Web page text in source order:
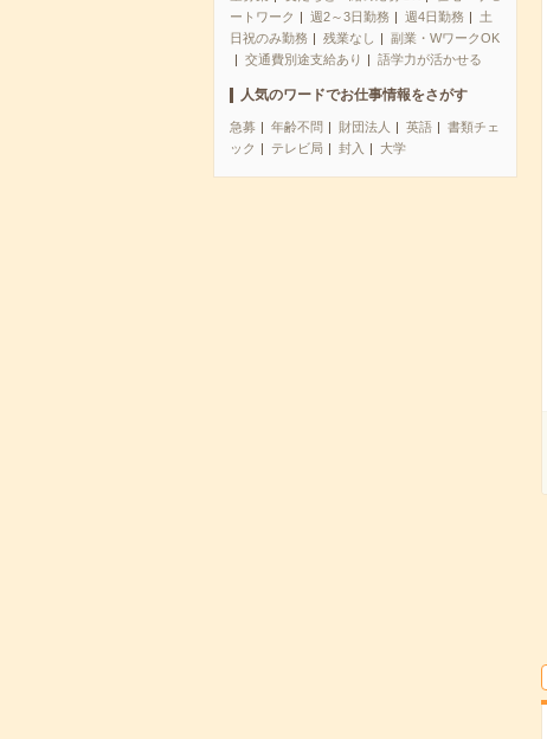
ートワーク
週2～3日勤務 週4日勤務
土
日祝のみ勤務
残業なし
副業・WワークOK
交通費別途支給あり
語学力が活かせる
人気のワードでお仕事情報をさがす
急募 年齢不問 財団法人 英語
書類チェ
ック
テレビ局 封入 大学